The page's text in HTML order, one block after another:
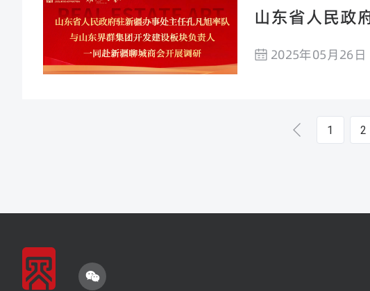
山东省人民政
2025年05月26日
1 2